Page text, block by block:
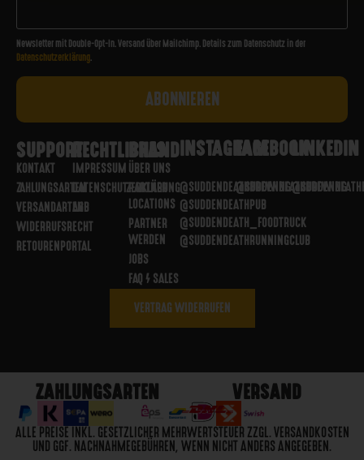
Newsletter mit Double-Opt-In. Versand über Mailchimp. Details zum Datenschutz in der
Datenschutzerklärung.
SUPPORT
KONTAKT
ZAHLUNGSARTEN
VERSANDARTEN
WIDERRUFSRECHT
RETOURENPORTAL
RECHTLICHES
IMPRESSUM
DATENSCHUTZERKLÄRUNG
AGB
BRAND
ÜBER UNS
PARTNER
LOCATIONS
PARTNER
WERDEN
JOBS
FAQ / SALES
INSTAGRAM
@SUDDENDEATHBREWING
@SUDDENDEATHPUB
@SUDDENDEATH_FOODTRUCK
@SUDDENDEATHRUNNINGCLUB
FACEBOOK
@SUDDENDEATHBREWING
LINKEDIN
VERTRAG WIDERRUFEN
ZAHLUNGSARTEN VERSAND
ALLE PREISE INKL. GESETZLICHER MEHRWERTSTEUER ZZGL. VERSANDKOSTEN
UND GGF. NACHNAHMEGEBÜHREN, WENN NICHT ANDERS ANGEGEBEN.